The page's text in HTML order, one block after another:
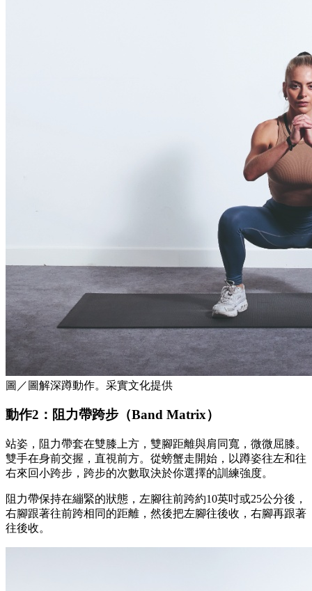
圖／圖解深蹲動作。采實文化提供
動作2：阻力帶跨步（Band Matrix）
站姿，阻力帶套在雙膝上方，雙腳距離與肩同寬，微微屈膝。
雙手在身前交握，直視前方。從螃蟹走開始，以蹲姿往左和往
右來回小跨步，跨步的次數取決於你選擇的訓練強度。
阻力帶保持在繃緊的狀態，左腳往前跨約10英吋或25公分後，
右腳跟著往前跨相同的距離，然後把左腳往後收，右腳再跟著
往後收。